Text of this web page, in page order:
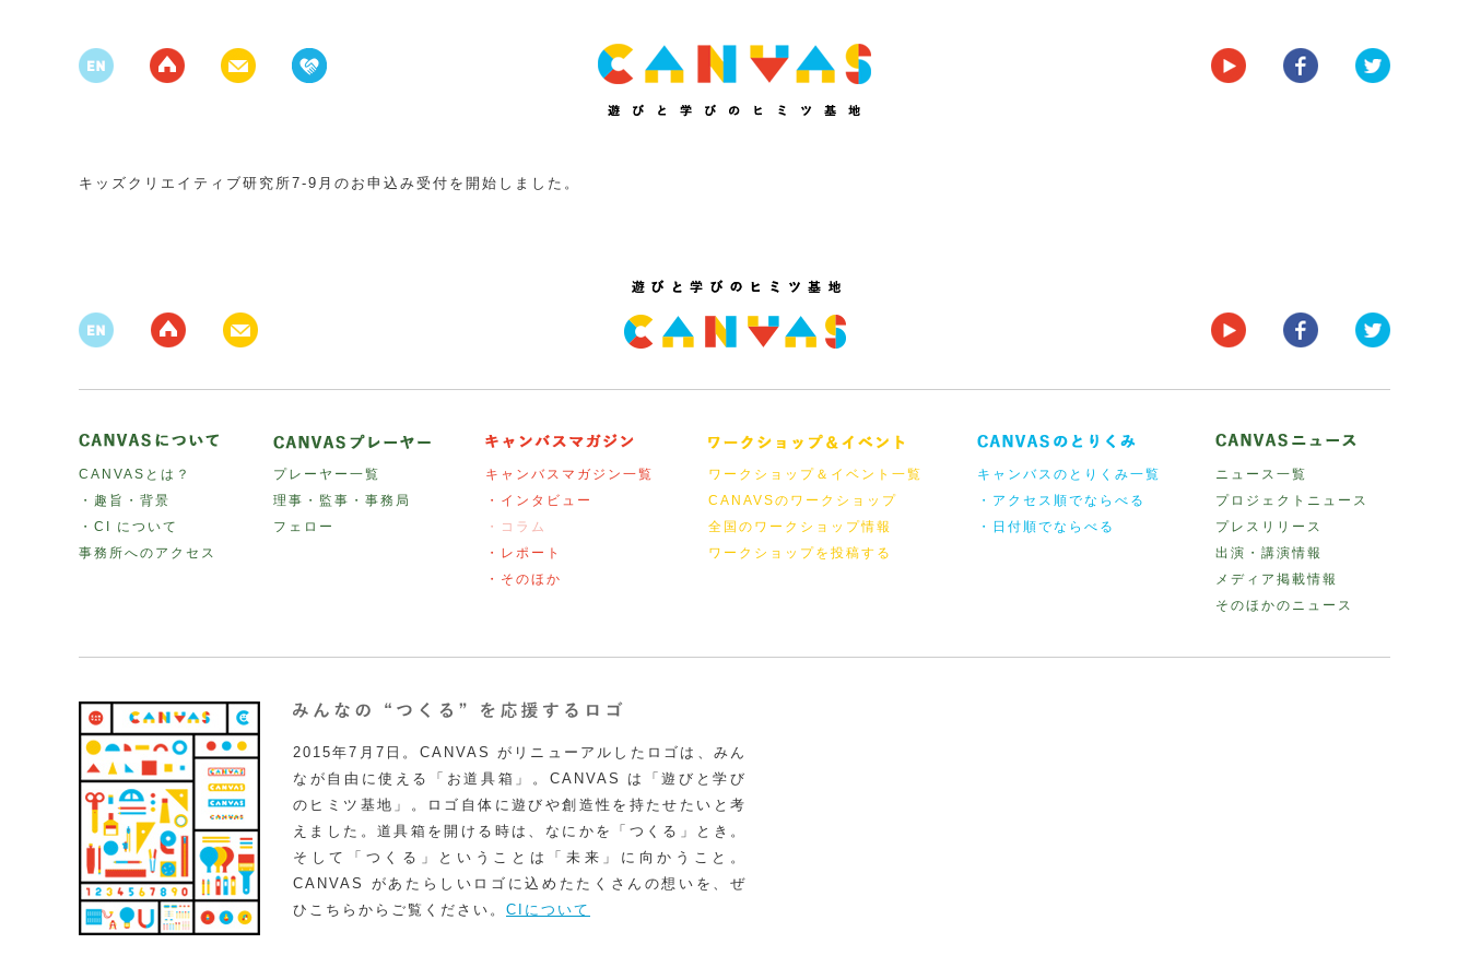
キッズクリエイティブ研究所7-9月のお申込み受付を開始しました。
CANVASとは？
・趣旨・背景
・CI について
事務所へのアクセス
プレーヤー一覧
理事・監事・事務局
フェロー
キャンバスマガジン一覧
・インタビュー
・コラム
・レポート
・そのほか
ワークショップ＆イベント一覧
CANAVSのワークショップ
全国のワークショップ情報
ワークショップを投稿する
キャンバスのとりくみ一覧
・アクセス順でならべる
・日付順でならべる
ニュース一覧
プロジェクトニュース
プレスリリース
出演・講演情報
メディア掲載情報
そのほかのニュース
2015年7月7日。CANVAS がリニューアルしたロゴは、みん
なが自由に使える「お道具箱」。CANVAS は「遊びと学び
のヒミツ基地」。ロゴ自体に遊びや創造性を持たせたいと考
えました。道具箱を開ける時は、なにかを「つくる」とき。
そして「つくる」ということは「未来」に向かうこと。
CANVAS があたらしいロゴに込めたたくさんの想いを、ぜ
ひこちらからご覧ください。 CIについて